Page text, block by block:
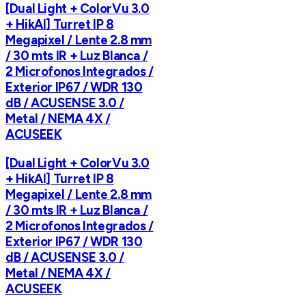
[Dual Light + ColorVu 3.0
+ HikAI] Turret IP 8
Megapixel / Lente 2.8 mm
/ 30 mts IR + Luz Blanca /
2 Microfonos Integrados /
Exterior IP67 / WDR 130
dB / ACUSENSE 3.0 /
Metal / NEMA 4X /
ACUSEEK
[Dual Light + ColorVu 3.0
+ HikAI] Turret IP 8
Megapixel / Lente 2.8 mm
/ 30 mts IR + Luz Blanca /
2 Microfonos Integrados /
Exterior IP67 / WDR 130
dB / ACUSENSE 3.0 /
Metal / NEMA 4X /
ACUSEEK